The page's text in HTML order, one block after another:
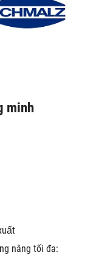
minh
nâng tối đa: